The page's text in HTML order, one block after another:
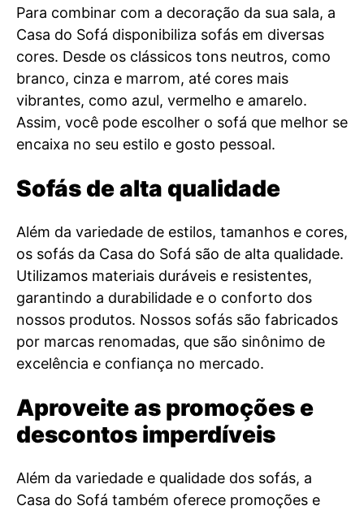
Para combinar com a decoração da sua sala, a
Casa do Sofá disponibiliza sofás em diversas
cores. Desde os clássicos tons neutros, como
branco, cinza e marrom, até cores mais
vibrantes, como azul, vermelho e amarelo.
Assim, você pode escolher o sofá que melhor se
encaixa no seu estilo e gosto pessoal.
Sofás de alta qualidade
Além da variedade de estilos, tamanhos e cores,
os sofás da Casa do Sofá são de alta qualidade.
Utilizamos materiais duráveis e resistentes,
garantindo a durabilidade e o conforto dos
nossos produtos. Nossos sofás são fabricados
por marcas renomadas, que são sinônimo de
excelência e confiança no mercado.
Aproveite as promoções e
descontos imperdíveis
Além da variedade e qualidade dos sofás, a
Casa do Sofá também oferece promoções e